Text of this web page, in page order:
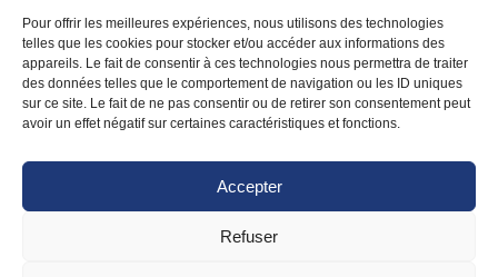
Pour offrir les meilleures expériences, nous utilisons des technologies
telles que les cookies pour stocker et/ou accéder aux informations des
appareils. Le fait de consentir à ces technologies nous permettra de traiter
des données telles que le comportement de navigation ou les ID uniques
sur ce site. Le fait de ne pas consentir ou de retirer son consentement peut
avoir un effet négatif sur certaines caractéristiques et fonctions.
Accepter
Refuser